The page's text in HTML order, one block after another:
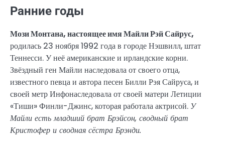
Ранние годы
Мози Монтана, настоящее имя Майли Рэй Сайрус,
родилась 23 ноября 1992 года в городе Нэшвилл, штат
Теннесси. У неё американские и ирландские корни.
Звёздный ген Майли наследовала от своего отца,
известного певца и автора песен Билли Рэя Сайруса, и
своей метр Инфонаследовала от своей матери Летиции
«Тиши» Финли-Джинс, которая работала актрисой. У
Майли есть младший брат Брэйсон, сводный брат
Кристофер и сводная сёстра Брэнди.